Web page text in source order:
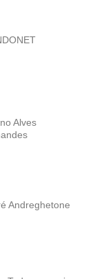
Alves
Andreghetone